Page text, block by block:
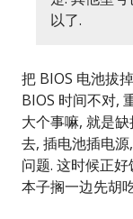
以了.
把 BIOS 电池拔
BIOS 时间不对,
大个事嘛, 就是
去, 插电池插电
问题. 这时候正
本子搁一边先胡